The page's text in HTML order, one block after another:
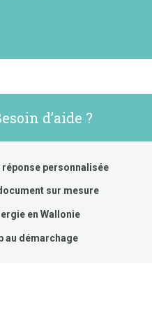
d’aide ?
réponse personnalisée
sur mesure
en Wallonie
au démarchage